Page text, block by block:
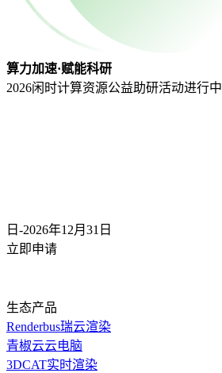
算力加速·赋能科研
2026闲时计算资源公益助研活动进行中
日-2026年12月31 日
立即申请
生态产品
Renderbus瑞云渲染
青椒云云电脑
3DCAT实时渲染